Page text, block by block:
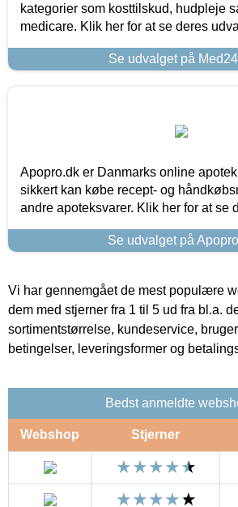
kategorier som kosttilskud, hudpleje
medicare. Klik her for at se deres
Se udvalget på
Apopro.dk er Danmarks online
sikkert kan købe recept- og
andre apoteksvarer. Klik her for at se
Se udvalget på
Vi har gennemgået de mest populære
dem med stjerner fra 1 til 5 ud fra bl.a.
sortimentstørrelse, kundeservice,
betingelser, leveringsformer og
Bedst anmeldte
Webshop Stjerner